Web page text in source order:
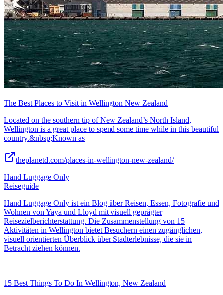
The Best Places to Visit in Wellington New Zealand
Located on the southern tip of New Zealand’s North Island,
Wellington is a great place to spend some time while in this beautiful
country.&nbsp;Known as
theplanetd.com/places-in-wellington-new-zealand/
Hand Luggage Only
Reiseguide
Hand Luggage Only ist ein Blog über Reisen, Essen, Fotografie und
Wohnen von Yaya und Lloyd mit visuell geprägter
Reisezielberichterstattung. Die Zusammenstellung von 15
Aktivitäten in Wellington bietet Besuchern einen zugänglichen,
visuell orientierten Überblick über Stadterlebnisse, die sie in
Betracht ziehen können.
15 Best Things To Do In Wellington, New Zealand